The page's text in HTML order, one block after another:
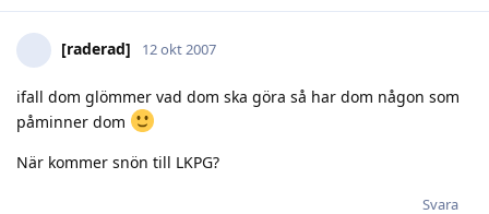
[raderad] 12 okt 2007
ifall dom glömmer vad dom ska göra så har dom någon som
påminner dom
När kommer snön till LKPG?
Svara